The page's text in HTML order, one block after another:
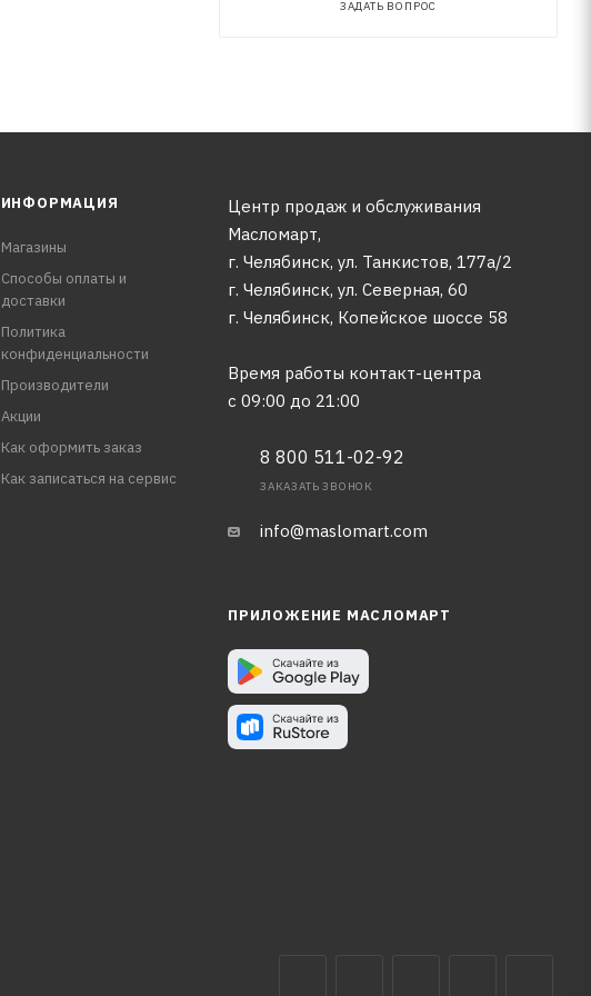
ЗАДАТЬ ВОПРОС
ИНФОРМАЦИЯ
Магазины
Способы оплаты и
доставки
Политика
конфиденциальности
Производители
Акции
Как оформить заказ
Как записаться на сервис
Центр продаж и обслуживания
Масломарт,
г. Челябинск, ул. Танкистов, 177а/2
г. Челябинск, ул. Северная, 60
г. Челябинск, Копейское шоссе 58
Время работы контакт-центра
с 09:00 до 21:00
8 800 511-02-92
ЗАКАЗАТЬ ЗВОНОК
info@maslomart.com
ПРИЛОЖЕНИЕ МАСЛОМАРТ